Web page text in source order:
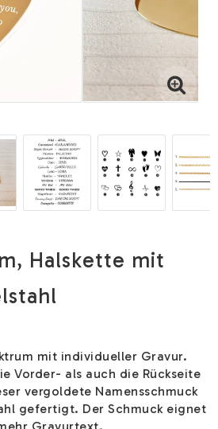
Halskette mit
mit individueller Gravur.
Vorder- als auch die Rückseite
vergoldete Namensschmuck
gefertigt. Der Schmuck eignet